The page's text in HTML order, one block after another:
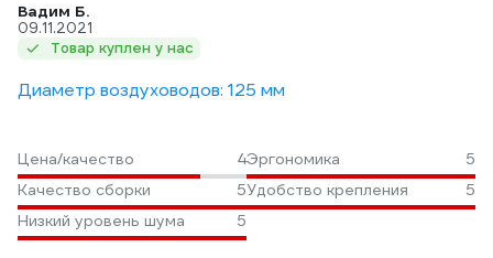
Вадим Б.
09.11.2021
Товар куплен у нас
Диаметр воздуховодов: 125 мм
Цена/качество 4Эргономика
5
Качество сборки
5Удобство крепления
5
Низкий уровень шума
5